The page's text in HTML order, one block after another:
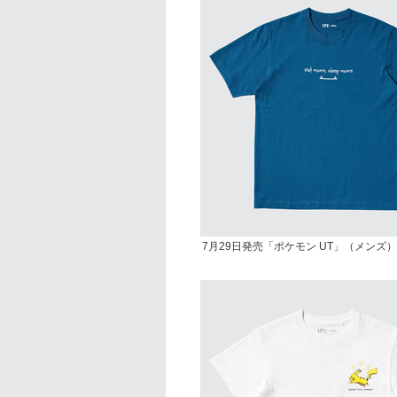
7月29日発売「ポケモン UT」（メンズ）